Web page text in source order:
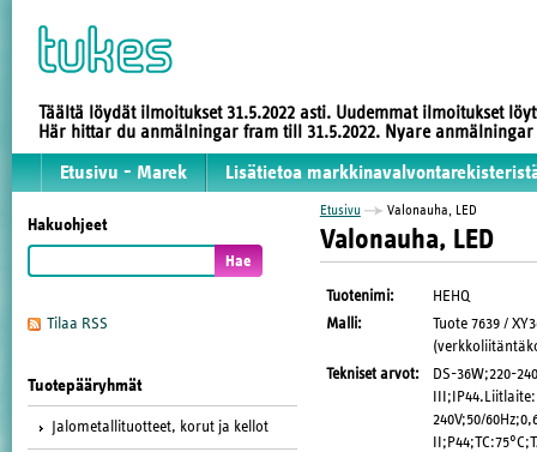
Täältä löydät ilmoitukset 31.5.2022 asti. Uudemmat ilmoitukset
Här hittar du anmälningar fram till 31.5.2022. Nyare
Etusivu - Marek Lisätietoa
Hakuohjeet
Tilaa RSS
Tuotepääryhmät
Jalometallituotteet, korut ja kellot
Etusivu Valonauha, LED
Valonauha, LED
Tuotenimi:
HEHQ
Malli:
Tuote 7639 /
Tekniset arvot:
DS-36W;220-
III;IP44.Liitlaite:
240V;50/